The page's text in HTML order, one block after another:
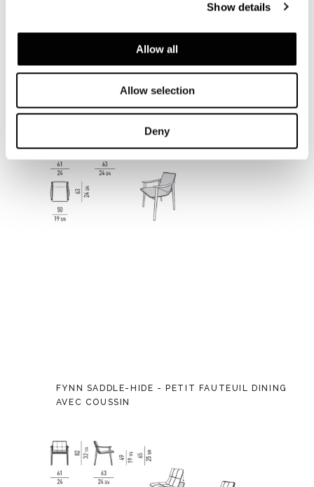
Show details
Allow all
Allow selection
Deny
SANS COUSSIN
FYNN SADDLE-HIDE - PETIT FAUTEUIL DINING
AVEC COUSSIN